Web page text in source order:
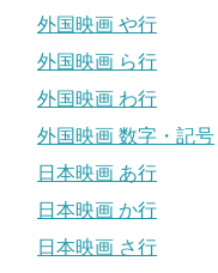
外国映画 や行
外国映画 ら行
外国映画 わ行
外国映画 数字・記号
日本映画 あ行
日本映画 か行
日本映画 さ行